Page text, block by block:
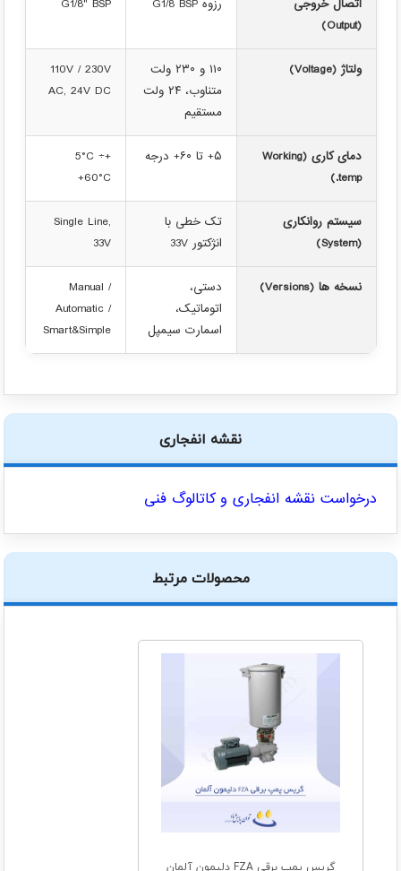
اتصال خروجی
(Output)
رزوه G1/8 BSP G1/8" BSP
ولتاژ (Voltage)
۱۱۰ و ۲۳۰ ولت
متناوب، ۲۴ ولت
مستقیم
110V / 230V
AC, 24V DC
دمای کاری (Working
temp.)
۵+ تا ۶۰+ درجه
+5°C ÷
+60°C
سیستم روانکاری
(System)
تک خطی با
انژکتور 33V
Single Line,
33V
نسخه ها (Versions)
دستی،
اتوماتیک،
اسمارت سیمپل
Manual /
Automatic /
Smart&Simple
نقشه انفجاری
درخواست نقشه انفجاری و کاتالوگ فنی
محصولات مرتبط
گریس پمپ برقی FZA دلیمون آلمان